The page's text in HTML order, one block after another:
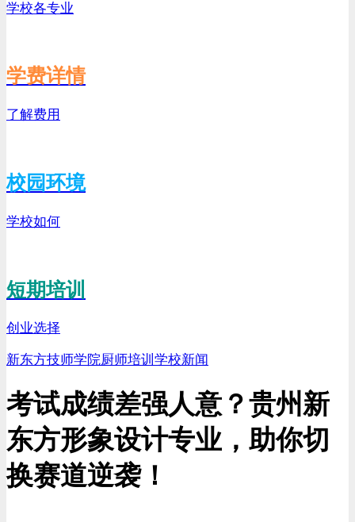
学校各专业
学费详情
了解费用
校园环境
学校如何
短期培训
创业选择
新东方技师学院厨师培训 学校新闻
考试成绩差强人意？贵州新
东方形象设计专业，助你切
换赛道逆袭！